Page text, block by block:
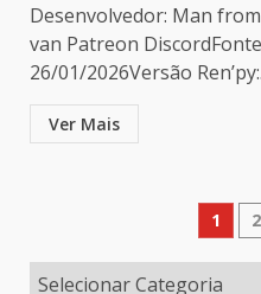
Desenvolvedor: Man
van Patreon
26/01/2026Versão
Ver Mais
de
1 2